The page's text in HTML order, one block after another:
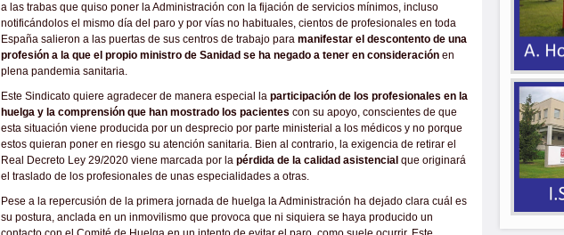
a las trabas que quiso poner la Administración con la fijación de servicios mínimos, incluso
notificándolos el mismo día del paro y por vías no habituales, cientos de profesionales en toda
España salieron a las puertas de sus centros de trabajo para manifestar el descontento de una
profesión a la que el propio ministro de Sanidad se ha negado a tener en consideración en
plena pandemia sanitaria.
Este Sindicato quiere agradecer de manera especial la participación de los profesionales en la
huelga y la comprensión que han mostrado los pacientes con su apoyo, conscientes de que
esta situación viene producida por un desprecio por parte ministerial a los médicos y no porque
estos quieran poner en riesgo su atención sanitaria. Bien al contrario, la exigencia de retirar el
Real Decreto Ley 29/2020 viene marcada por la pérdida de la calidad asistencial que originará
el traslado de los profesionales de unas especialidades a otras.
Pese a la repercusión de la primera jornada de huelga la Administración ha dejado clara cuál es
su postura, anclada en un inmovilismo que provoca que ni siquiera se haya producido un